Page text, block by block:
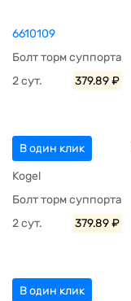
6610109
Болт торм суппорта
2 сут.
379.89 ₽
В один клик
Kogel
Болт торм суппорта
2 сут.
379.89 ₽
В один клик